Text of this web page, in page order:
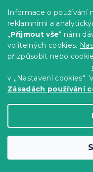
Informace o používání
reklamními a
„Přijmout vše“ nám
volitelných cookies.
přizpůsobit nebo
v „Nastavení cookies“.
Zásadách používání
Světle šedá
-15 % s kódem: